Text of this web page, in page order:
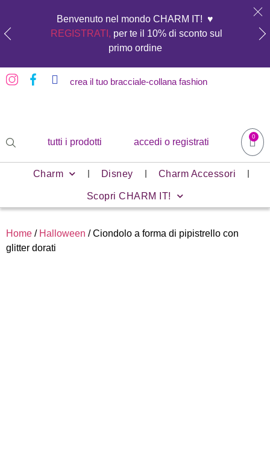
Benvenuto nel mondo CHARM IT! ♥️
REGISTRATI, per te il 10% di sconto sul
primo ordine
crea il tuo bracciale-collana fashion
tutti i prodotti accedi o registrati
0
Charm Disney Charm Accessori
Scopri CHARM IT!
Home / Halloween / Ciondolo a forma di pipistrello con
glitter dorati